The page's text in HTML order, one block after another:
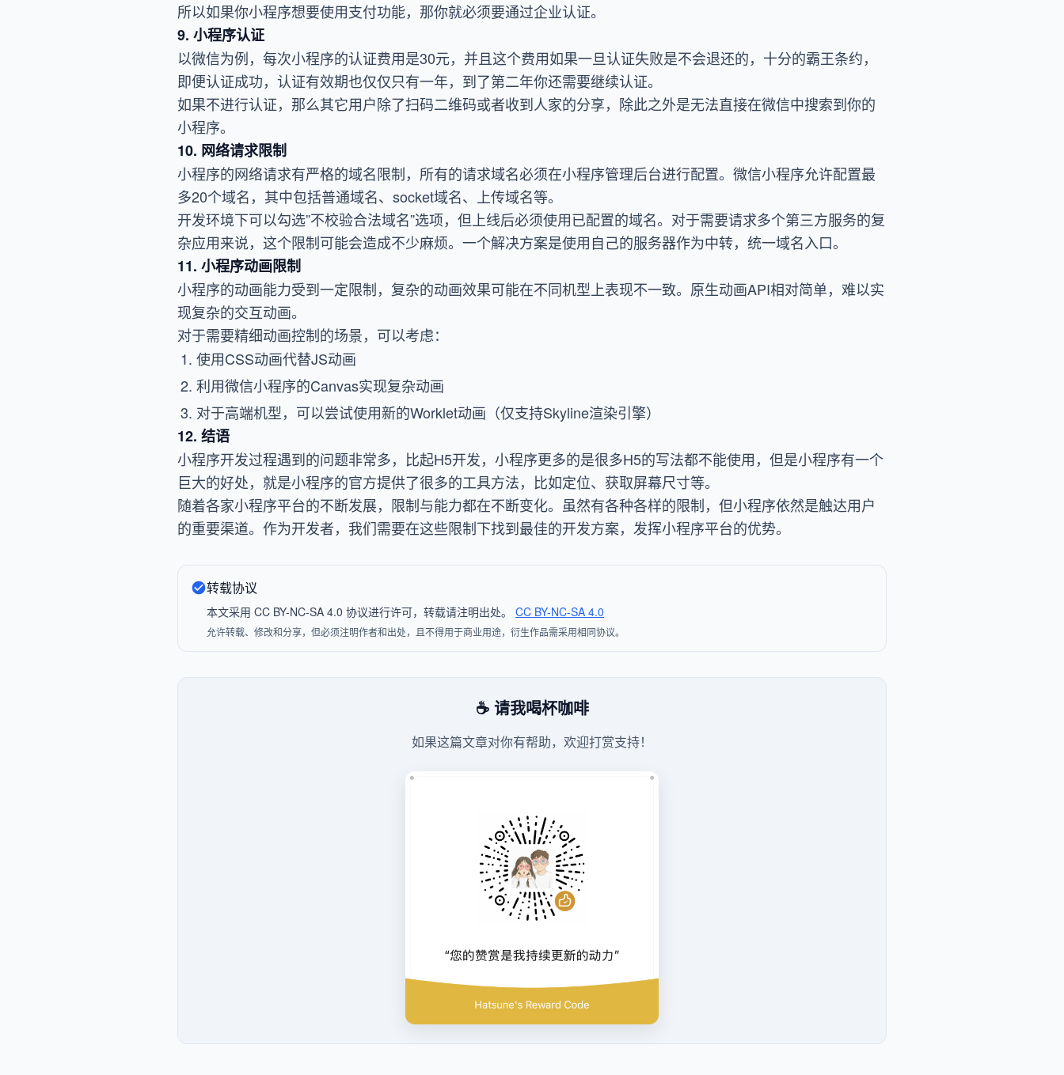
所以如果你小程序想要使用支付功能，那你就必须要通过企业认证。
9. 小程序认证
以微信为例，每次小程序的认证费用是30元，并且这个费用如果一旦认证失败是不会退还的，十分的霸王条约，
即便认证成功，认证有效期也仅仅只有一年，到了第二年你还需要继续认证。
如果不进行认证，那么其它用户除了扫码二维码或者收到人家的分享，除此之外是无法直接在微信中搜索到你的
小程序。
10. 网络请求限制
小程序的网络请求有严格的域名限制，所有的请求域名必须在小程序管理后台进行配置。微信小程序允许配置最
多20个域名，其中包括普通域名、socket域名、上传域名等。
开发环境下可以勾选”不校验合法域名”选项，但上线后必须使用已配置的域名。对于需要请求多个第三方服务的复
杂应用来说，这个限制可能会造成不少麻烦。一个解决方案是使用自己的服务器作为中转，统一域名入口。
11. 小程序动画限制
小程序的动画能力受到一定限制，复杂的动画效果可能在不同机型上表现不一致。原生动画API相对简单，难以实
现复杂的交互动画。
对于需要精细动画控制的场景，可以考虑：
使用CSS动画代替JS动画
利用微信小程序的Canvas实现复杂动画
对于高端机型，可以尝试使用新的Worklet动画（仅支持Skyline渲染引擎）
12. 结语
小程序开发过程遇到的问题非常多，比起H5开发，小程序更多的是很多H5的写法都不能使用，但是小程序有一个
巨大的好处，就是小程序的官方提供了很多的工具方法，比如定位、获取屏幕尺寸等。
随着各家小程序平台的不断发展，限制与能力都在不断变化。虽然有各种各样的限制，但小程序依然是触达用户
的重要渠道。作为开发者，我们需要在这些限制下找到最佳的开发方案，发挥小程序平台的优势。
转载协议
本文采用 CC BY-NC-SA 4.0 协议进行许可，转载请注明出处。 CC BY-NC-SA 4.0
允许转载、修改和分享，但必须注明作者和出处，且不得用于商业用途，衍生作品需采用相同协议。
☕ 请我喝杯咖啡
如果这篇文章对你有帮助，欢迎打赏支持！